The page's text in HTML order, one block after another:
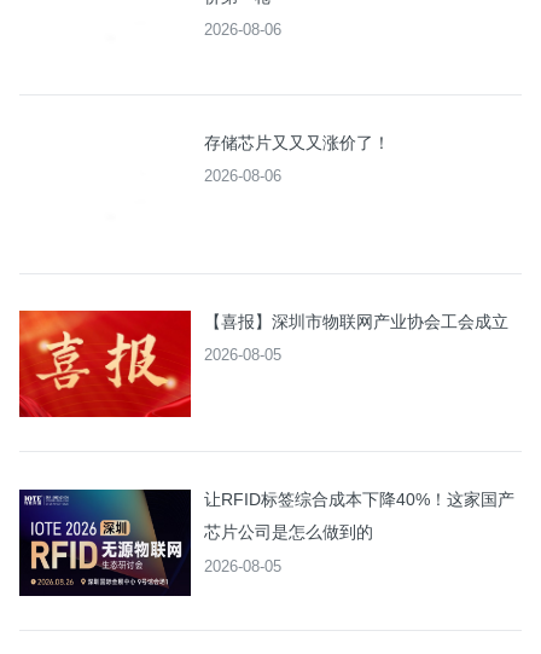
2026-08-06
存储芯片又又又涨价了！
2026-08-06
【喜报】深圳市物联网产业协会工会成立
2026-08-05
让RFID标签综合成本下降40%！这家国产
芯片公司是怎么做到的
2026-08-05